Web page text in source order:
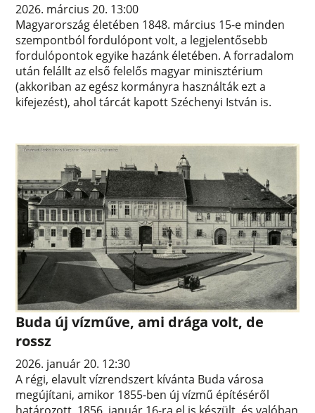
2026. március 20. 13:00
Magyarország életében 1848. március 15-e minden
szempontból fordulópont volt, a legjelentősebb
fordulópontok egyike hazánk életében. A forradalom
után felállt az első felelős magyar minisztérium
(akkoriban az egész kormányra használták ezt a
kifejezést), ahol tárcát kapott Széchenyi István is.
Buda új vízműve, ami drága volt, de
rossz
2026. január 20. 12:30
A régi, elavult vízrendszert kívánta Buda városa
megújítani, amikor 1855-ben új vízmű építéséről